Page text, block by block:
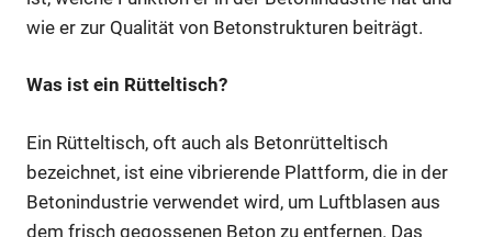
wie er zur Qualität von Betonstrukturen beiträgt.
Was ist ein Rütteltisch?
Ein Rütteltisch, oft auch als Betonrütteltisch
bezeichnet, ist eine vibrierende Plattform, die in der
Betonindustrie verwendet wird, um Luftblasen aus
dem frisch gegossenen Beton zu entfernen. Das